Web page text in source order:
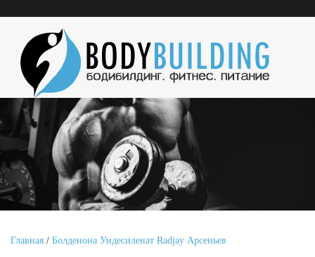
Главная / Болденона Ундесиленат Radjay Арсеньев